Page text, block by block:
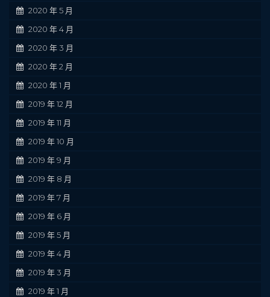
2020 年 5 月
2020 年 4 月
2020 年 3 月
2020 年 2 月
2020 年 1 月
2019 年 12 月
2019 年 11 月
2019 年 10 月
2019 年 9 月
2019 年 8 月
2019 年 7 月
2019 年 6 月
2019 年 5 月
2019 年 4 月
2019 年 3 月
2019 年 1 月